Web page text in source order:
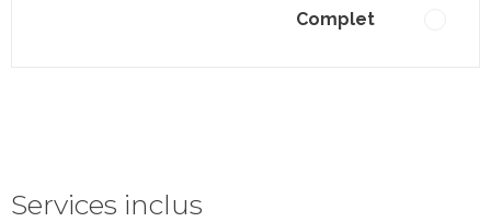
Complet
Services inclus